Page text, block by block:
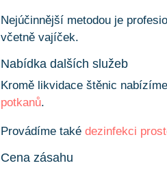
Nejúčinnější metodou je
včetně vajíček.
Nabídka dalších služeb
Kromě likvidace štěnic
potkanů.
Provádíme takédezinfekci
Cena zásahu